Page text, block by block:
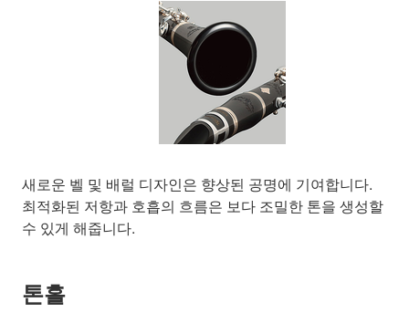
새로운 벨 및 배럴 디자인은 향상된 공명에 기여합니다.
최적화된 저항과 호흡의 흐름은 보다 조밀한 톤을 생성할
수 있게 해줍니다.
톤홀